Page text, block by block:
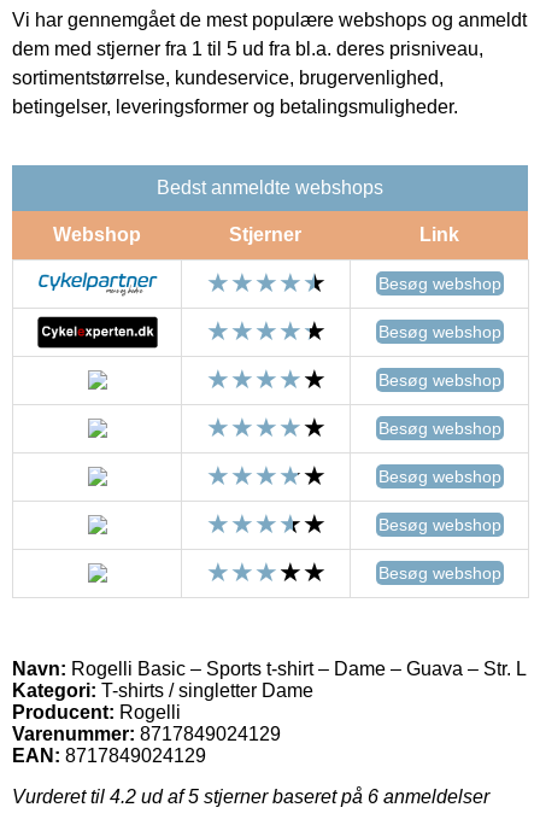
Vi har gennemgået de mest populære webshops og anmeldt
dem med stjerner fra 1 til 5 ud fra bl.a. deres prisniveau,
sortimentstørrelse, kundeservice, brugervenlighed,
betingelser, leveringsformer og betalingsmuligheder.
Bedst anmeldte webshops
Webshop Stjerner Link
Besøg webshop
Besøg webshop
Besøg webshop
Besøg webshop
Besøg webshop
Besøg webshop
Besøg webshop
Navn: Rogelli Basic – Sports t-shirt – Dame – Guava – Str. L
Kategori: T-shirts / singletter Dame
Producent: Rogelli
Varenummer: 8717849024129
EAN: 8717849024129
Vurderet til 4.2 ud af 5 stjerner baseret på 6 anmeldelser